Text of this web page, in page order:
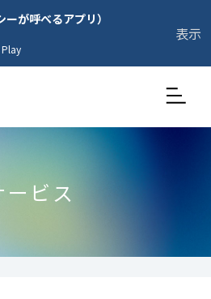
ーが呼べるアプリ）
表示
ービス